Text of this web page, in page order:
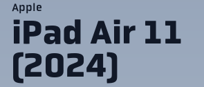
Apple
iPad Air 11
(2024)